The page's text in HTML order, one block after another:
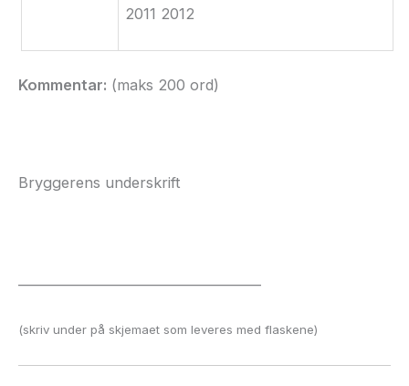
2011 2012
Kommentar: (maks 200 ord)
Bryggerens underskrift
(skriv under på skjemaet som leveres med flaskene)